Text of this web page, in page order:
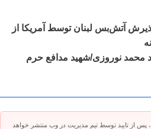
آتش‌بس لبنان توسط آمریکا از
محمد نوروزی/شهید مدافع حرم
از تایید توسط تیم مدیریت در وب منتشر خواهد